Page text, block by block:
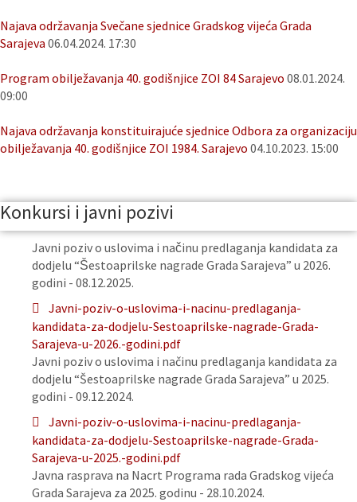
Najava održavanja Svečane sjednice Gradskog vijeća Grada
Sarajeva 06.04.2024. 17:30
Program obilježavanja 40. godišnjice ZOI 84 Sarajevo 08.01.2024.
09:00
Najava održavanja konstituirajuće sjednice Odbora za organizaciju
obilježavanja 40. godišnjice ZOI 1984. Sarajevo 04.10.2023. 15:00
Konkursi i javni pozivi
Javni poziv o uslovima i načinu predlaganja kandidata za
dodjelu “Šestoaprilske nagrade Grada Sarajeva” u 2026.
godini - 08.12.2025.
Javni-poziv-o-uslovima-i-nacinu-predlaganja-
kandidata-za-dodjelu-Sestoaprilske-nagrade-Grada-
Sarajeva-u-2026.-godini.pdf
Javni poziv o uslovima i načinu predlaganja kandidata za
dodjelu “Šestoaprilske nagrade Grada Sarajeva” u 2025.
godini - 09.12.2024.
Javni-poziv-o-uslovima-i-nacinu-predlaganja-
kandidata-za-dodjelu-Sestoaprilske-nagrade-Grada-
Sarajeva-u-2025.-godini.pdf
Javna rasprava na Nacrt Programa rada Gradskog vijeća
Grada Sarajeva za 2025. godinu - 28.10.2024.